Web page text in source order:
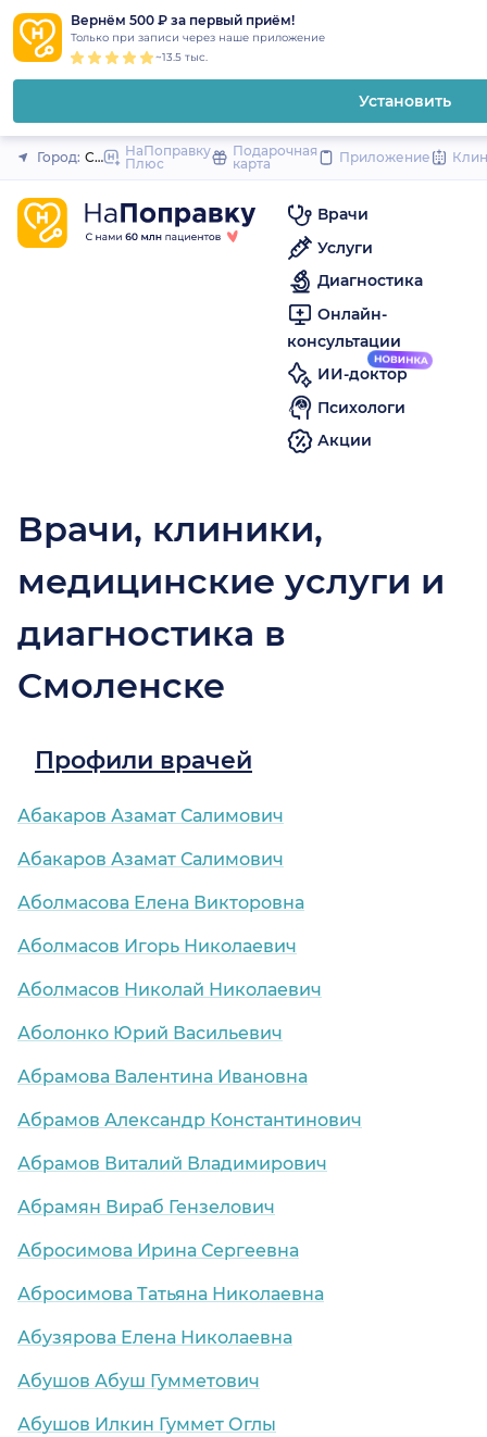
Вернём 500 ₽ за первый приём!
Только при записи через наше приложение
~13.5 тыс.
Установить
Закрыть
Город: СмоленскНаПоправку
Плюс
Подарочная
карта
Приложение
Врачи
Услуги
Диагностика
Онлайн-
консультации
ИИ-доктор
Психологи
Акции
Врачи, клиники,
медицинские услуги и
диагностика в
Смоленске
Профили врачей
Абакаров Азамат Салимович
Абакаров Азамат Салимович
Аболмасова Елена Викторовна
Аболмасов Игорь Николаевич
Аболмасов Николай Николаевич
Аболонко Юрий Васильевич
Абрамова Валентина Ивановна
Абрамов Александр Константинович
Абрамов Виталий Владимирович
Абрамян Вираб Гензелович
Абросимова Ирина Сергеевна
Абросимова Татьяна Николаевна
Абузярова Елена Николаевна
Абушов Абуш Гумметович
Абушов Илкин Гуммет Оглы